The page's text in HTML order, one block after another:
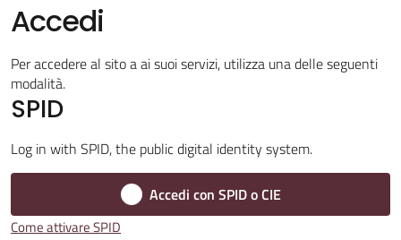
Servizi
Menu selezionato
Vivere
Accedi
Per accedere al sito a ai suoi servizi, utilizza una delle seguenti
modalità.
SPID
Log in with SPID, the public digital identity system.
Accedi con SPID o CIE
Come attivare SPID